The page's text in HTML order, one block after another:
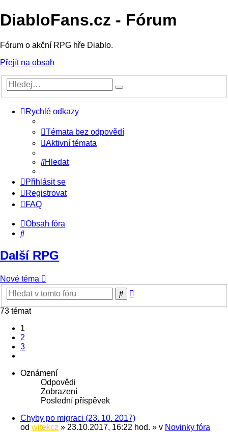
DiabloFans.cz - Fórum
Fórum o akční RPG hře Diablo.
Přejít na obsah
Rychlé odkazy
Témata bez odpovědí
Aktivní témata
Hledat
Přihlásit se
Registrovat
FAQ
Obsah fóra
Hledat
Další RPG
Nové téma
Hledat
73 témat
1
2
3
Oznámení
Odpovědi
Zobrazení
Poslední příspěvek
Chyby po migraci (23. 10. 2017)
od witekcz » 23.10.2017, 16:22 hod. » v Novinky fóra